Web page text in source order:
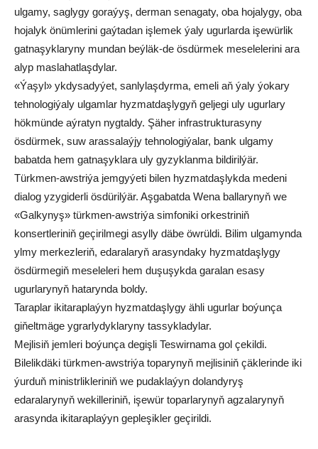
ulgamy, saglygy goraýyş, derman senagaty, oba hojalygy, oba
hojalyk önümlerini gaýtadan işlemek ýaly ugurlarda işewürlik
gatnaşyklaryny mundan beýläk-de ösdürmek meselelerini ara
alyp maslahatlaşdylar.
«Ýaşyl» ykdysadyýet, sanlylaşdyrma, emeli aň ýaly ýokary
tehnologiýaly ulgamlar hyzmatdaşlygyň geljegi uly ugurlary
hökmünde aýratyn nygtaldy. Şäher infrastrukturasyny
ösdürmek, suw arassalaýjy tehnologiýalar, bank ulgamy
babatda hem gatnaşyklara uly gyzyklanma bildirilýär.
Türkmen-awstriýa jemgyýeti bilen hyzmatdaşlykda medeni
dialog yzygiderli ösdürilýär. Aşgabatda Wena ballarynyň we
«Galkynyş» türkmen-awstriýa simfoniki orkestriniň
konsertleriniň geçirilmegi asylly däbe öwrüldi. Bilim ulgamynda
ylmy merkezleriň, edaralaryň arasyndaky hyzmatdaşlygy
ösdürmegiň meseleleri hem duşuşykda garalan esasy
ugurlarynyň hatarynda boldy.
Taraplar ikitaraplaýyn hyzmatdaşlygy ähli ugurlar boýunça
giňeltmäge ygrarlydyklaryny tassykladylar.
Mejlisiň jemleri boýunça degişli Teswirnama gol çekildi.
Bilelikdäki türkmen-awstriýa toparynyň mejlisiniň çäklerinde iki
ýurduň ministrlikleriniň we pudaklaýyn dolandyryş
edaralarynyň wekilleriniň, işewür toparlarynyň agzalarynyň
arasynda ikitaraplaýyn gepleşikler geçirildi.